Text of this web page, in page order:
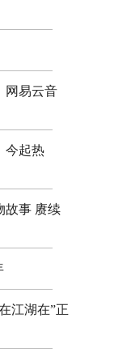
网易云音
今起热
故事 赓续
江湖在”正